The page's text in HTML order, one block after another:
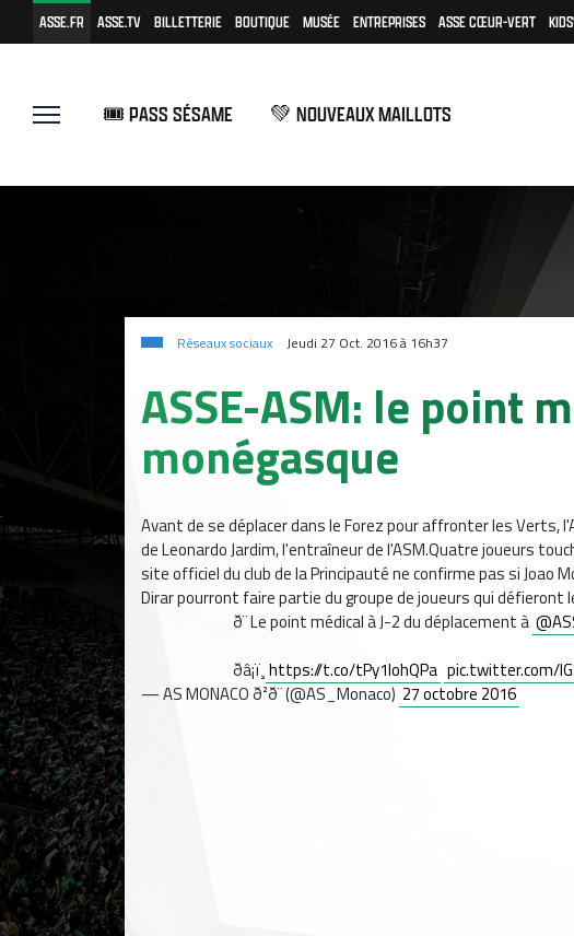
ASSE.FR ASSE.TV BILLETTERIE BOUTIQUE MUSÉE ENTREPRISES ASSE CŒUR-VERT
🎟️ PASS SÉSAME 💚 NOUVEAUX MAILLOTS
Réseaux sociaux Jeudi 27 Oct. 2016 à 16h37
ASSE-ASM: le point
monégasque
Avant de se déplacer dans le Forez pour affronter les Verts,
de Leonardo Jardim, l'entraîneur de l'ASM.Quatre joueurs
site officiel du club de la Principauté ne confirme pas si Joao
Dirar pourront faire partie du groupe de joueurs qui défieront
ð¨ Le point médical à J-2 du déplacement à
ðâ¡ï¸https://t.co/tPy1lohQPa pic.twitter.com/
— AS MONACO ð²ð¨ (@AS_Monaco) 27 octobre 2016